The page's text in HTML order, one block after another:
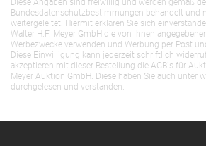
Diese Angaben sind freiwillig und werden gemäß
Bundesdatenschutzbestimmungen behandelt und
weitergeleitet. Hiermit erklären Sie sich
Walter H.F. Meyer GmbH die von Ihnen
Werbezwecke verwenden und Werbung per Post
Diese Einwilligung kann jederzeit schriftlich
akzeptieren mit dieser Bestellung die AGB`s für
Meyer Auktion GmbH. Diese haben Sie auch unter
durchgelesen und verstanden.